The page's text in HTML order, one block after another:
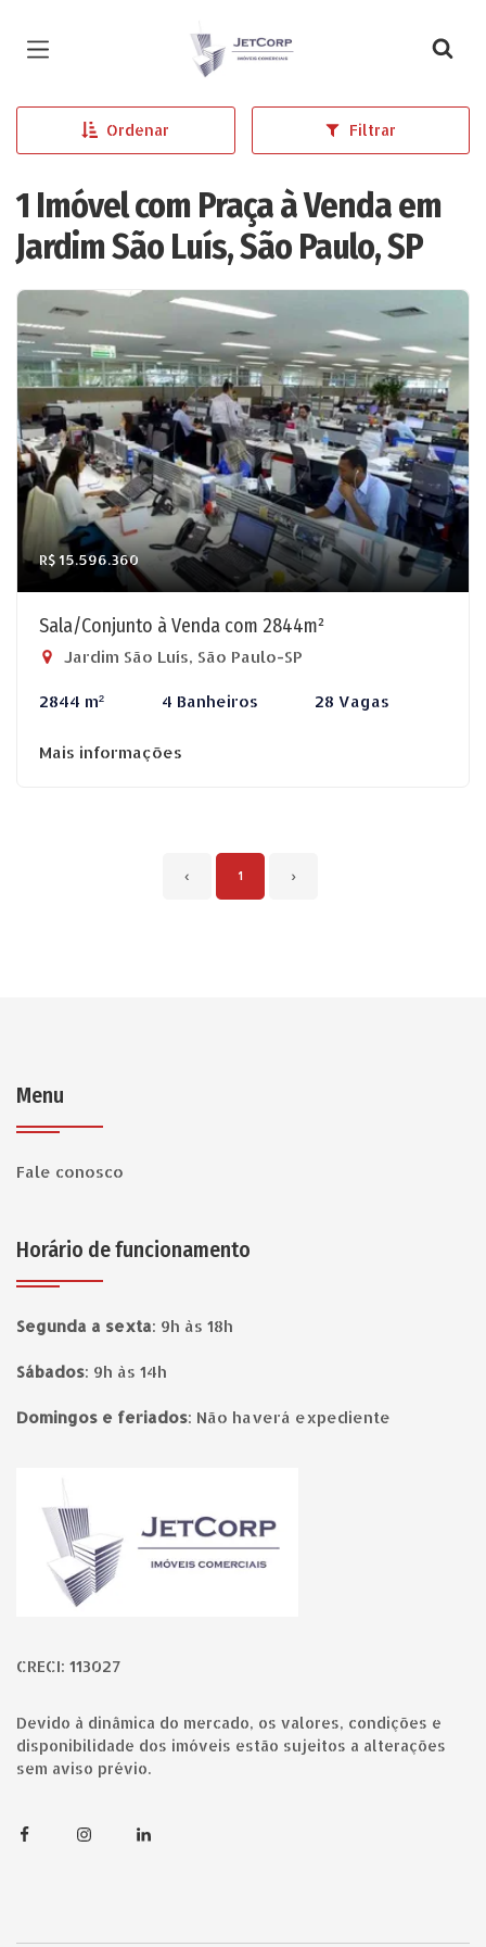
Página inicial
Ordenar Filtrar
1 Imóvel com Praça à Venda em
Jardim São Luís, São Paulo, SP
R$ 15.596.360
Sala/Conjunto à Venda com 2844m²
Jardim São Luís, São Paulo-SP
2844 m² 4 Banheiros 28 Vagas
Mais informações
‹ 1 ›
Menu
Fale conosco
Horário de funcionamento
Segunda a sexta: 9h às 18h
Sábados: 9h às 14h
Domingos e feriados: Não haverá expediente
CRECI: 113027
Devido à dinâmica do mercado, os valores, condições e
disponibilidade dos imóveis estão sujeitos a alterações
sem aviso prévio.
FacebookInstagramLinkedin